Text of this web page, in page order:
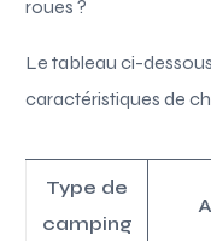
roues ?
Le tableau ci-
caractéristiques de
Type de
camping